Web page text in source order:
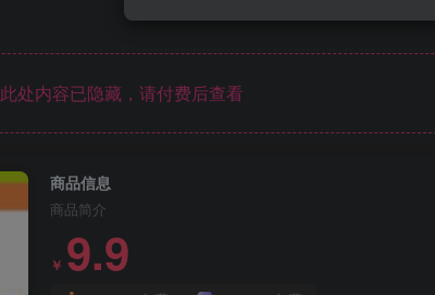
此处内容已隐藏，请付费后查看
商品信息
商品简介
￥ 9.9